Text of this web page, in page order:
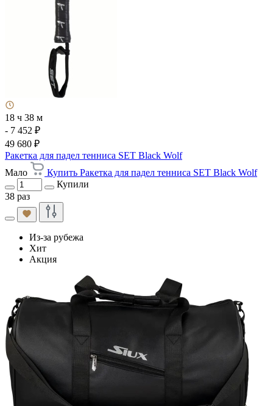
18 ч 38 м
- 7 452 ₽
49 680 ₽
Ракетка для падел тенниса SET Black Wolf
Мало
Купить Ракетка для падел тенниса SET Black Wolf
Купили
38 раз
Из-за рубежа
Хит
Акция